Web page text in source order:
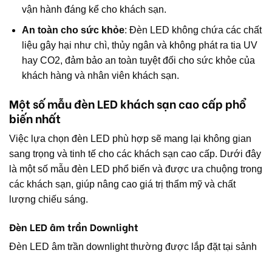
vận hành đáng kể cho khách sạn.
An toàn cho sức khỏe: Đèn LED không chứa các chất
liệu gây hại như chì, thủy ngân và không phát ra tia UV
hay CO2, đảm bảo an toàn tuyệt đối cho sức khỏe của
khách hàng và nhân viên khách sạn.
Một số mẫu đèn LED khách sạn cao cấp phổ
biến nhất
Việc lựa chọn đèn LED phù hợp sẽ mang lại không gian
sang trọng và tinh tế cho các khách sạn cao cấp. Dưới đây
là một số mẫu đèn LED phổ biến và được ưa chuộng trong
các khách sạn, giúp nâng cao giá trị thẩm mỹ và chất
lượng chiếu sáng.
Đèn LED âm trần Downlight
Đèn LED âm trần downlight thường được lắp đặt tại sảnh